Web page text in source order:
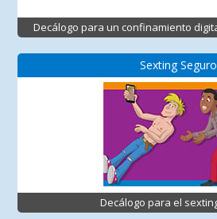
Decálogo para un confinamiento
Sexting Seguro
Decálogo para el